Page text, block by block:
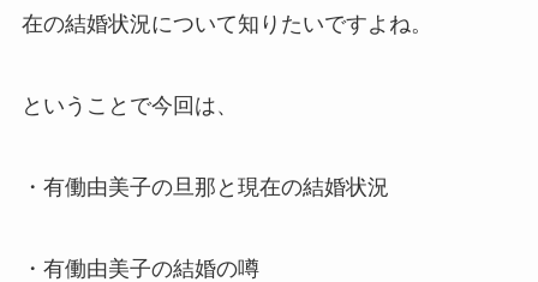
在の結婚状況について知りたいですよね。
ということで今回は、
・有働由美子の旦那と現在の結婚状況
・有働由美子の結婚の噂